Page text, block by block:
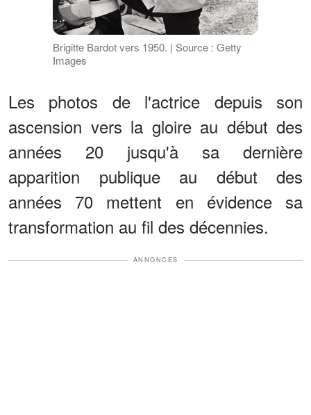
Brigitte Bardot vers 1950. | Source : Getty
Images
Les photos de l'actrice depuis son
ascension vers la gloire au début des
années 20 jusqu'à sa dernière
apparition publique au début des
années 70 mettent en évidence sa
transformation au fil des décennies.
ANNONCES